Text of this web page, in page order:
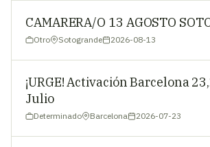
CAMARERA/O 13 AGOSTO
Otro Sotogrande 2026-08-13
¡URGE! Activación Barcelona
Julio
Determinado Barcelona 2026-07-23